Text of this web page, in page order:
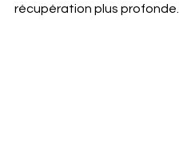
récupération plus profonde.